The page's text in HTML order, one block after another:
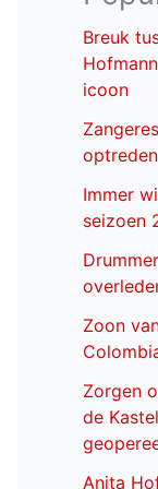
Breuk
icoon
optreden
Immer
seizoen
Zoon
Zorgen
de
Anita